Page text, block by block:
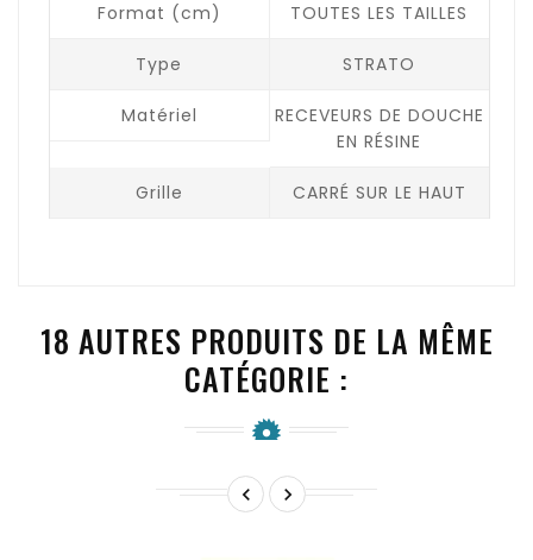
Format (cm) TOUTES LES TAILLES
Type STRATO
Matériel
RECEVEURS DE DOUCHE
EN RÉSINE
Grille CARRÉ SUR LE HAUT
18 AUTRES PRODUITS DE LA MÊME
CATÉGORIE :
 